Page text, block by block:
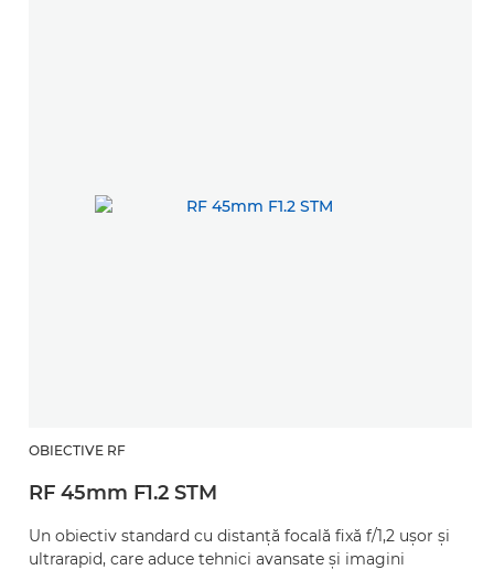
OBIECTIVE RF
RF 45mm F1.2 STM
Un obiectiv standard cu distanţă focală fixă f/1,2 uşor şi
ultrarapid, care aduce tehnici avansate şi imagini